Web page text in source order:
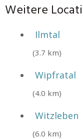
Weitere
Ilmtal
(3.7 km)
Wipfratal
(4.0 km)
Witzleben
(6.0 km)